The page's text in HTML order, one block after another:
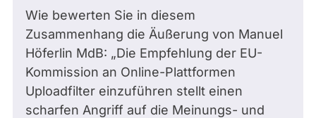
Spenden
Wie bewerten Sie in diesem
Zusammenhang die Äußerung von Manuel
Höferlin MdB: „Die Empfehlung der EU-
Kommission an Online-Plattformen
Uploadfilter einzuführen stellt einen
scharfen Angriff auf die Meinungs- und